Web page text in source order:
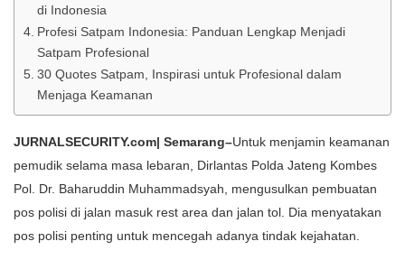
di Indonesia
Profesi Satpam Indonesia: Panduan Lengkap Menjadi
Satpam Profesional
30 Quotes Satpam, Inspirasi untuk Profesional dalam
Menjaga Keamanan
JURNALSECURITY.com| Semarang–Untuk menjamin keamanan
pemudik selama masa lebaran, Dirlantas Polda Jateng Kombes
Pol. Dr. Baharuddin Muhammadsyah, mengusulkan pembuatan
pos polisi di jalan masuk rest area dan jalan tol. Dia menyatakan
pos polisi penting untuk mencegah adanya tindak kejahatan.